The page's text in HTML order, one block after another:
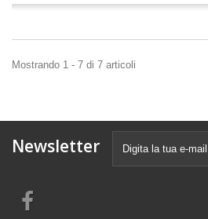
Mostrando 1 - 7 di 7 articoli
Newsletter